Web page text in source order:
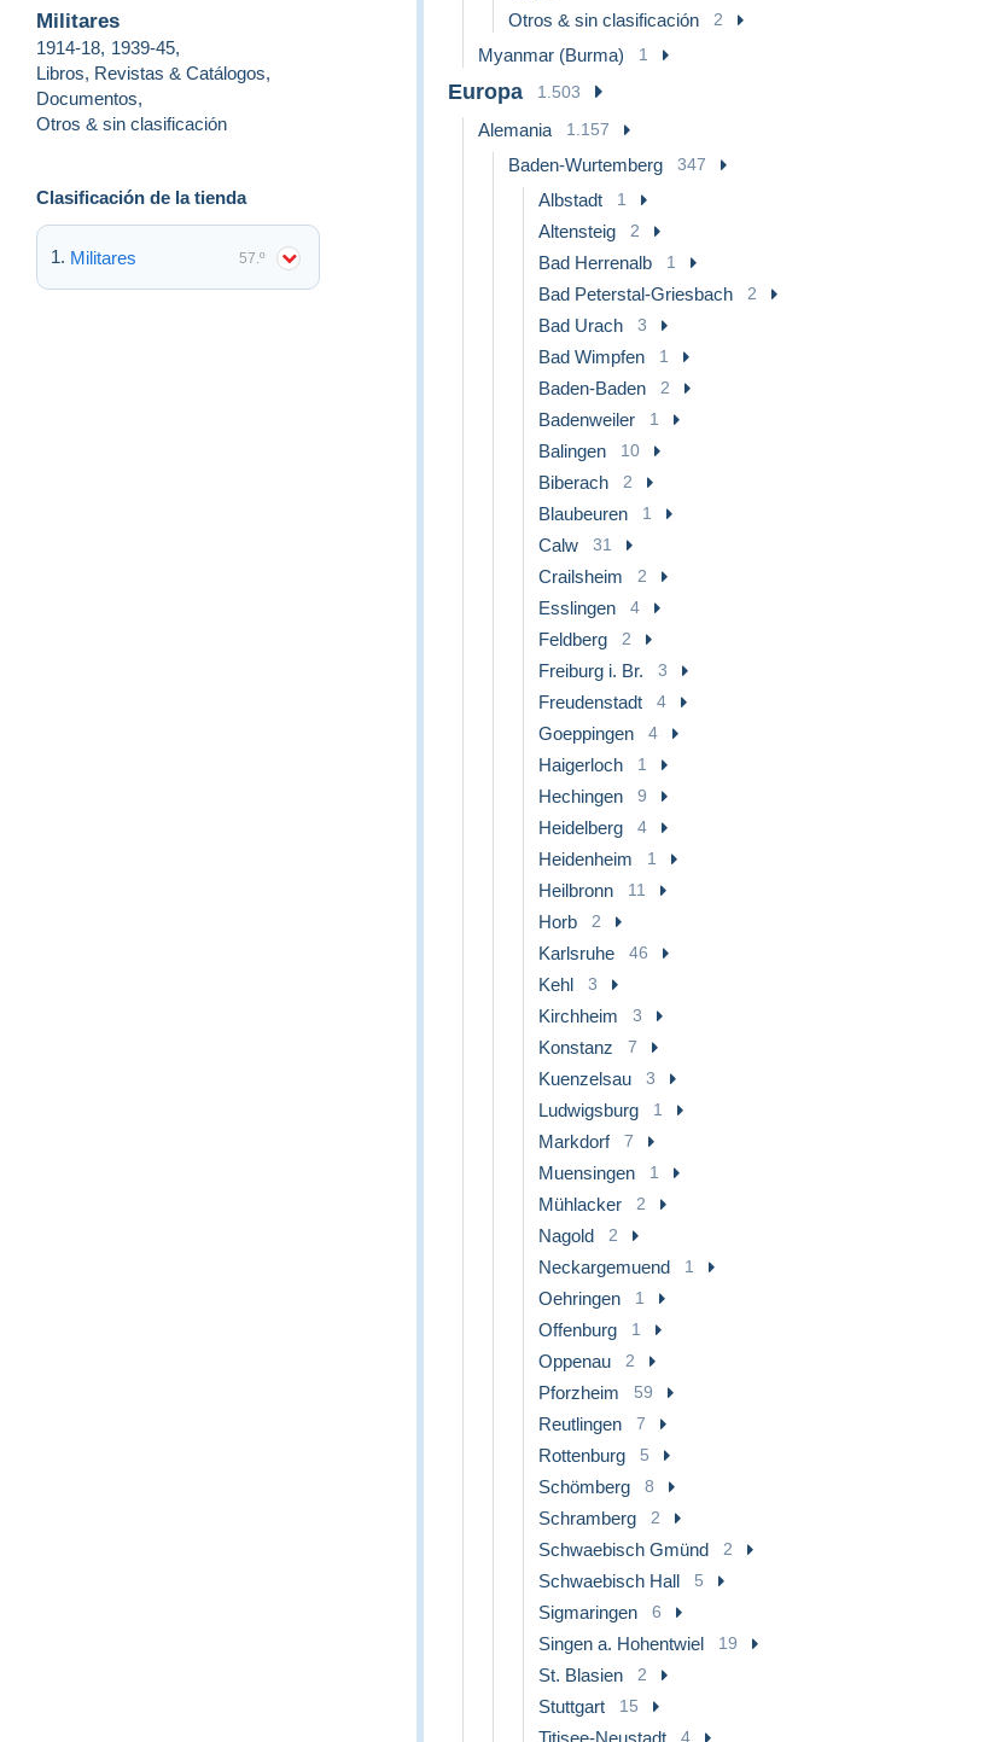
Militares
1914-18, 1939-45,
Libros, Revistas & Catálogos,
Documentos,
Otros & sin clasificación
Clasificación de la tienda
Militares 57.º
Otros & sin clasificación 2
Myanmar (Burma) 1
Europa 1.503
Alemania 1.157
Baden-Wurtemberg 347
Albstadt 1
Altensteig 2
Bad Herrenalb 1
Bad Peterstal-Griesbach 2
Bad Urach 3
Bad Wimpfen 1
Baden-Baden 2
Badenweiler 1
Balingen 10
Biberach 2
Blaubeuren 1
Calw 31
Crailsheim 2
Esslingen 4
Feldberg 2
Freiburg i. Br. 3
Freudenstadt 4
Goeppingen 4
Haigerloch 1
Hechingen 9
Heidelberg 4
Heidenheim 1
Heilbronn 11
Horb 2
Karlsruhe 46
Kehl 3
Kirchheim 3
Konstanz 7
Kuenzelsau 3
Ludwigsburg 1
Markdorf 7
Muensingen 1
Mühlacker 2
Nagold 2
Neckargemuend 1
Oehringen 1
Offenburg 1
Oppenau 2
Pforzheim 59
Reutlingen 7
Rottenburg 5
Schömberg 8
Schramberg 2
Schwaebisch Gmünd 2
Schwaebisch Hall 5
Sigmaringen 6
Singen a. Hohentwiel 19
St. Blasien 2
Stuttgart 15
Titisee-Neustadt 4